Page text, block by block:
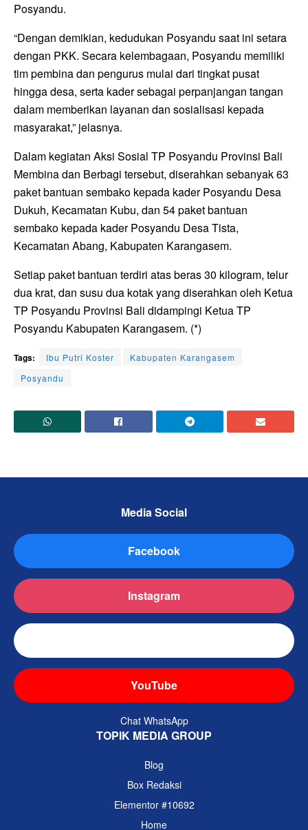
Posyandu.
“Dengan demikian, kedudukan Posyandu saat ini setara
dengan PKK. Secara kelembagaan, Posyandu memiliki
tim pembina dan pengurus mulai dari tingkat pusat
hingga desa, serta kader sebagai perpanjangan tangan
dalam memberikan layanan dan sosialisasi kepada
masyarakat,” jelasnya.
Dalam kegiatan Aksi Sosial TP Posyandu Provinsi Bali
Membina dan Berbagi tersebut, diserahkan sebanyak 63
paket bantuan sembako kepada kader Posyandu Desa
Dukuh, Kecamatan Kubu, dan 54 paket bantuan
sembako kepada kader Posyandu Desa Tista,
Kecamatan Abang, Kabupaten Karangasem.
Setiap paket bantuan terdiri atas beras 30 kilogram, telur
dua krat, dan susu dua kotak yang diserahkan oleh Ketua
TP Posyandu Provinsi Bali didampingi Ketua TP
Posyandu Kabupaten Karangasem. (*)
Tags: Ibu Putri Koster
Kabupaten Karangasem
Posyandu
Media Social
Facebook
Instagram
YouTube
Chat WhatsApp
TOPIK MEDIA GROUP
Blog
Box Redaksi
Elementor #10692
Home